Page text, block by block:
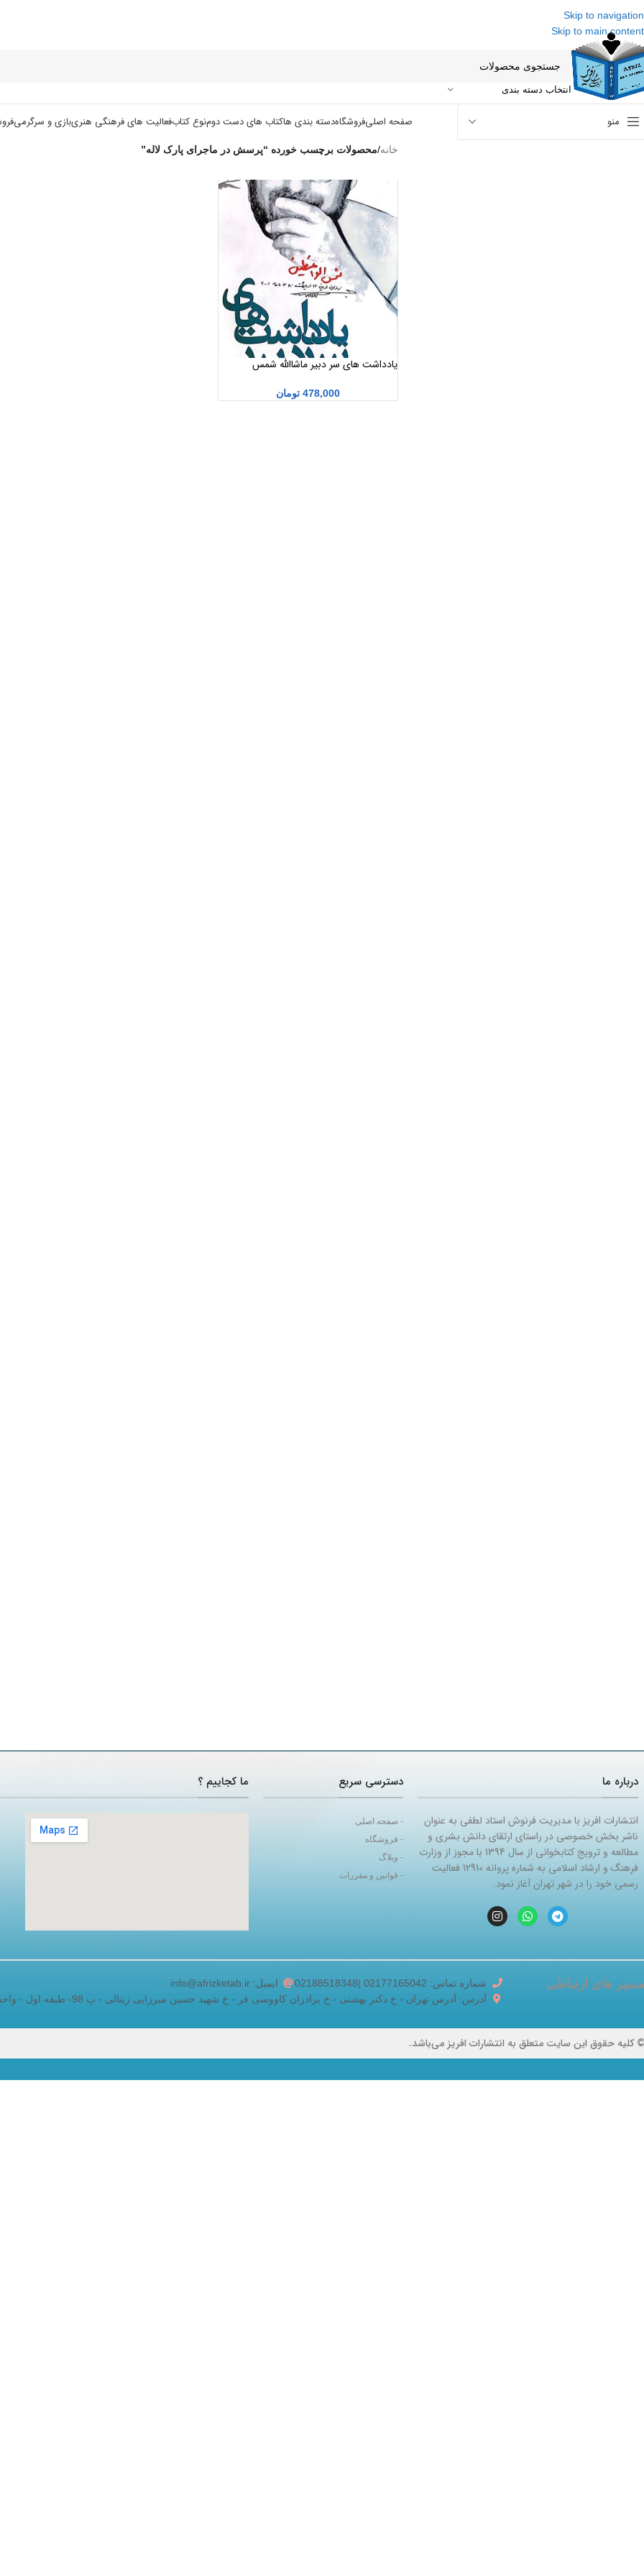
Skip to navigation
Skip to main content
انتخاب دسته بندی
منو صفحه اصلیفروشگاهدسته بندی هاکتاب های دست دومنوع کتابفعالیت های فرهنگی هنریبازی و سرگرمی
خانه/محصولات برچسب خورده “پرسش در ماجرای پارک لاله”
یادداشت های سر دبیر ماشاالله شمس
478,000 تومان
درباره ما
انتشارات افریز با مدیریت فرنوش استاد لطفی به عنوان
ناشر بخش خصوصی در راستای ارتقای دانش بشری و
مطالعه و ترویج کتابخوانی از سال 1394 با مجوز از وزارت
فرهنگ و ارشاد اسلامی به شماره پروانه 12910 فعالیت
رسمی خود را در شهر تهران آغاز نمود.
دسترسی سریع
- صفحه اصلی
- فروشگاه
- وبلاگ
- قوانین و مقررات
ما کجاییم ؟
های ارتباطی شماره تماس: 02177165042 |02188518348
ایمیل: info@afrizketab.ir
آدرس: آدرس تهران - خ دکتر بهشتی - خ برادران کاووسی فر - خ شهید حسین میرزایی زینالی - پ 98- طبقه اول - واحد 5
کلیه حقوق این سایت متعلق به انتشارات افریز می‌باشد.